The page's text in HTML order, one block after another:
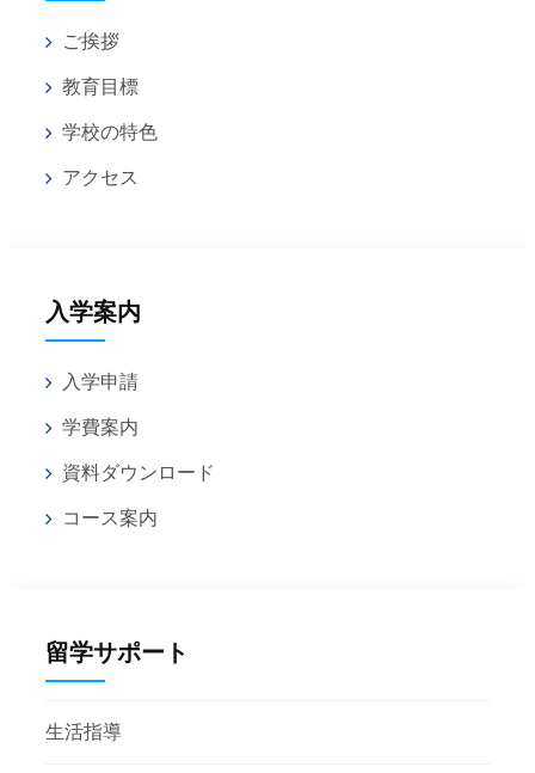
ご挨拶
教育目標
学校の特色
アクセス
入学案内
入学申請
学費案内
資料ダウンロード
コース案内
留学サポート
生活指導